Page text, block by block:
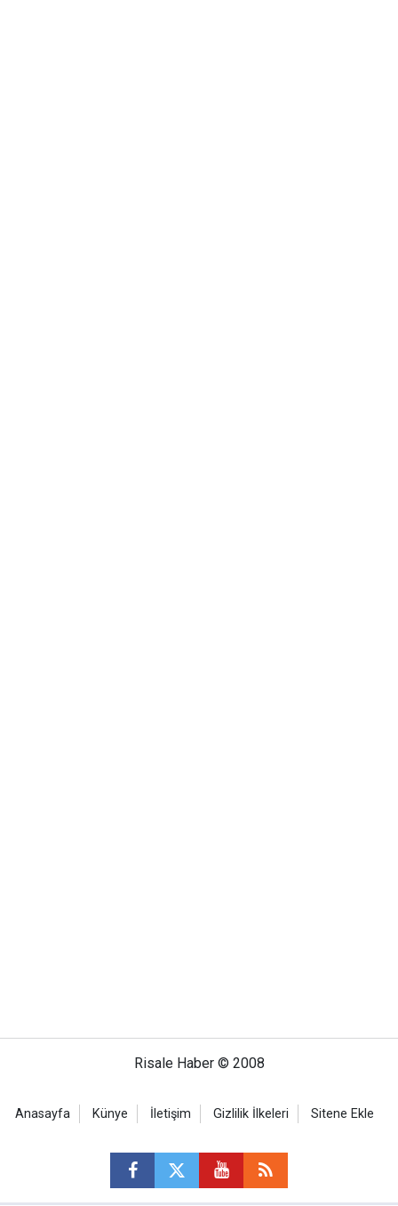
Risale Haber © 2008
Anasayfa Künye İletişim Gizlilik İlkeleri Sitene Ekle